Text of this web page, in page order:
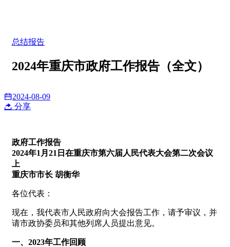
总结报告
2024年重庆市政府工作报告（全文）
2024-08-09
分享
政府工作报告
2024年1月21日在重庆市第六届人民代表大会第二次会议
上
重庆市市长 胡衡华
各位代表：
现在，我代表市人民政府向大会报告工作，请予审议，并
请市政协委员和其他列席人员提出意见。
一、2023年工作回顾